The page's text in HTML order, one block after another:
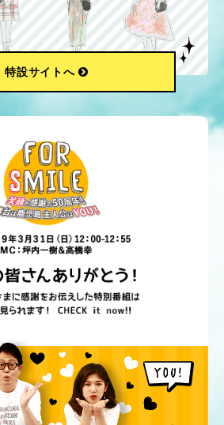
特設サイトへ